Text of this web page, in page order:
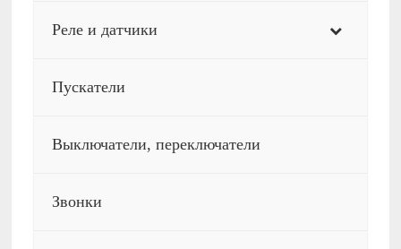
Реле и датчики
Пускатели
Выключатели, переключатели
Звонки